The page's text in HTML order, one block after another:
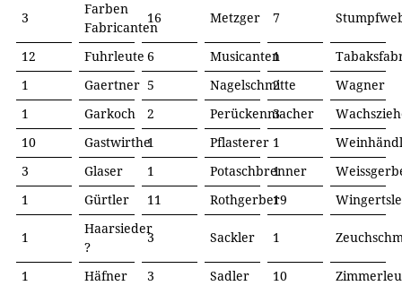
3
Farben
Fabricanten
16 Metzger 7
12 Fuhrleute 6 Musicanten
1
1
Gaertner 5 Nagelschmitte
2
Wagner
1
Garkoch 2 Perückenmacher
3
10
Gastwirthe1 Pflasterer 1
3
Glaser 1 Potaschbrenner
1
1
Gürtler 11 Rothgerber19
1
Haarsieder
?
3 Sackler 1
1 Häfner 3 Sadler 10